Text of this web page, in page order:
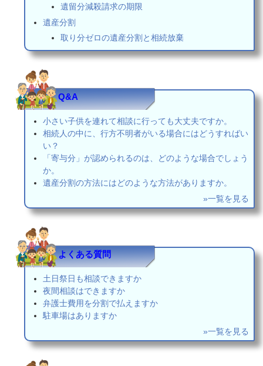
遺留分減殺請求の期限
遺産分割
取り分ゼロの遺産分割と相続放棄
Q&A
小さい子供を連れて相談に行っても大丈夫ですか。
相続人の中に、行方不明者がいる場合にはどうすればい
い？
「寄与分」が認められるのは、どのような場合でしょう
か。
遺産分割の方法にはどのような方法がありますか。
»一覧を見る
よくある質問
土日祭日も相談できますか
夜間相談はできますか
弁護士費用を分割で払えますか
駐車場はありますか
»一覧を見る